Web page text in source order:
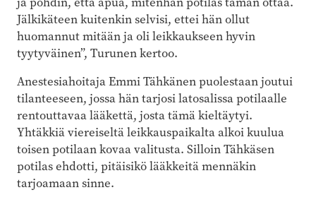
Jälkikäteen kuitenkin selvisi, ettei hän ollut
huomannut mitään ja oli leikkaukseen hyvin
tyytyväinen”, Turunen kertoo.
Anestesiahoitaja Emmi Tähkänen puolestaan joutui
tilanteeseen, jossa hän tarjosi latosalissa potilaalle
rentouttavaa lääkettä, josta tämä kieltäytyi.
Yhtäkkiä viereiseltä leikkauspaikalta alkoi kuulua
toisen potilaan kovaa valitusta. Silloin Tähkäsen
potilas ehdotti, pitäisikö lääkkeitä mennäkin
tarjoamaan sinne.